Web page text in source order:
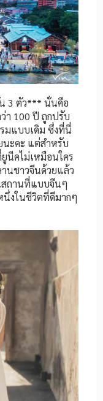
3 ตัว*** นั่นคือ
า 100 ปี ถูกปรับ
มแบบเดิม ซึ่งที่นี่
นะคะ แต่สำหรับ
นีคไม่เหมือนใคร
นชาวจีนด้วยแล้ว
สถานที่แบบจีนๆ
นึ่งในชีวิตที่ดีมากๆ